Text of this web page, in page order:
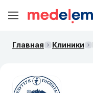
Главная Клиники